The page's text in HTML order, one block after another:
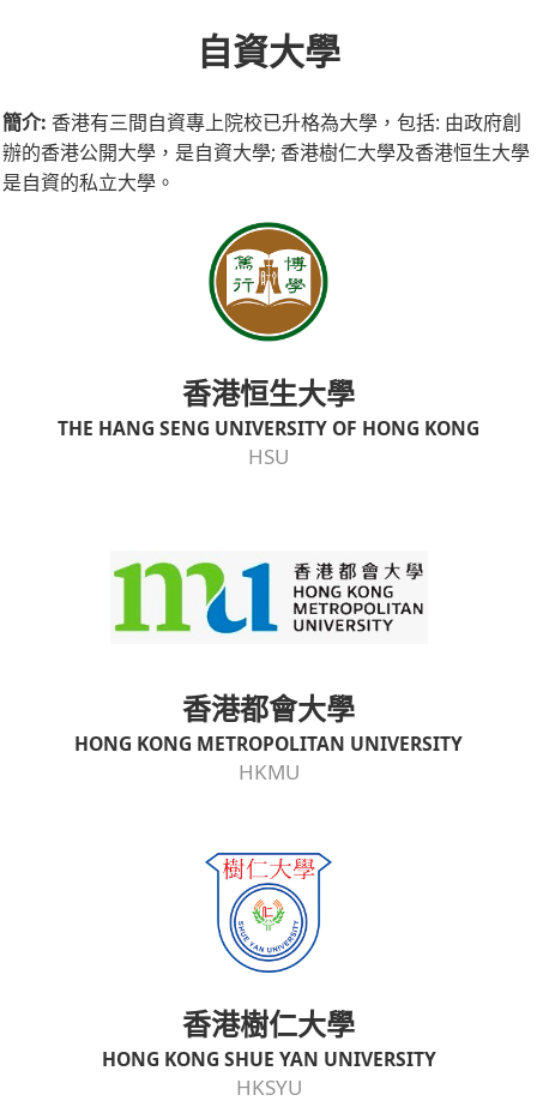
自資大學
簡介: 香港有三間自資專上院校已升格為大學，包括: 由政府創
辦的香港公開大學，是自資大學; 香港樹仁大學及香港恒生大學
是自資的私立大學。
香港恒生大學
THE HANG SENG UNIVERSITY OF HONG KONG
HSU
香港都會大學
HONG KONG METROPOLITAN UNIVERSITY
HKMU
香港樹仁大學
HONG KONG SHUE YAN UNIVERSITY
HKSYU